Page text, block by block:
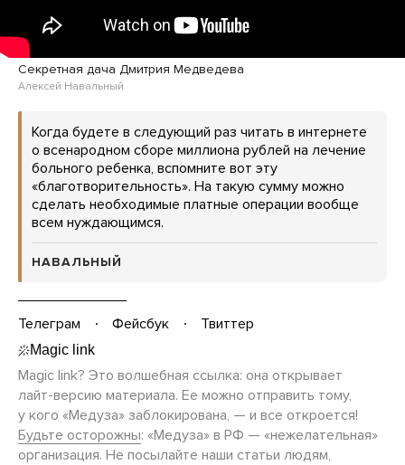
Секретная дача Дмитрия Медведева
Алексей Навальный
Когда будете в следующий раз читать в интернете
о всенародном сборе миллиона рублей на лечение
больного ребенка, вспомните вот эту
«благотворительность». На такую сумму можно
сделать необходимые платные операции вообще
всем нуждающимся.
НАВАЛЬНЫЙ
Телеграм Фейсбук Твиттер
Magic link? Это волшебная ссылка: она открывает
лайт-версию материала. Ее можно отправить тому,
у кого «Медуза» заблокирована, — и все откроется!
Будьте осторожны: «Медуза» в РФ — «нежелательная»
организация. Не посылайте наши статьи людям,